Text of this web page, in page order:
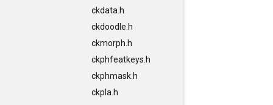
ckdata.h
ckdoodle.h
ckmorph.h
ckphfeatkeys.h
ckphmask.h
ckpla.h